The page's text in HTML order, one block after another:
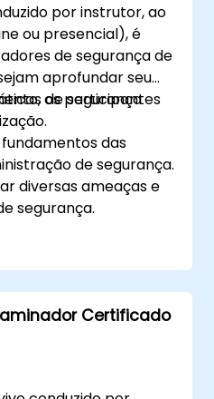
por instrutor, ao
ou presencial), é
de segurança de
aprofundar seu
de segurança
os participantes
das
de segurança.
diversas ameaças e
segurança.
legais e
de segurança.
a incidentes e
Certificado